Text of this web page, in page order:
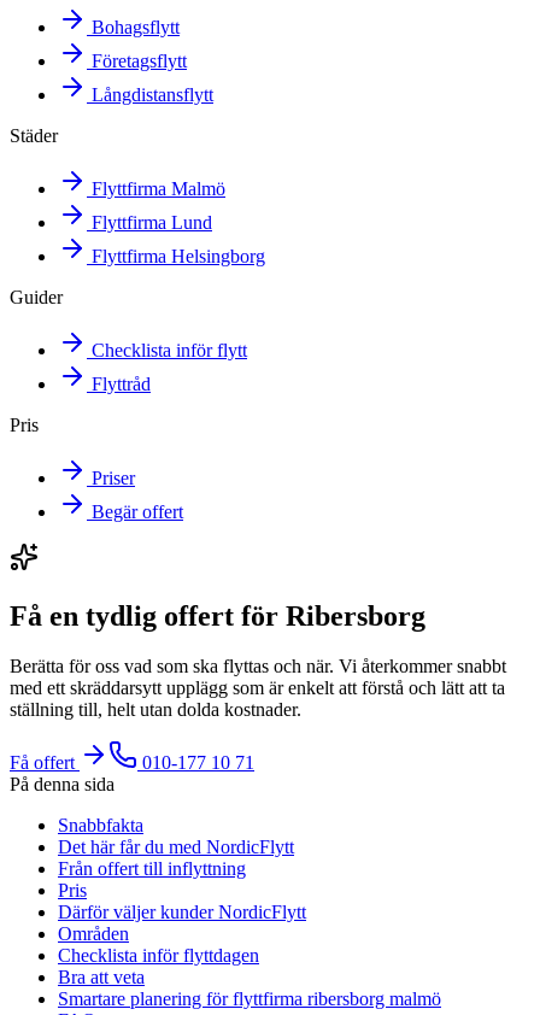
Bohagsflytt
Företagsflytt
Långdistansflytt
Städer
Flyttfirma Malmö
Flyttfirma Lund
Flyttfirma Helsingborg
Guider
Checklista inför flytt
Flyttråd
Pris
Priser
Begär offert
Få en tydlig offert för Ribersborg
Berätta för oss vad som ska flyttas och när. Vi återkommer snabbt
med ett skräddarsytt upplägg som är enkelt att förstå och lätt att ta
ställning till, helt utan dolda kostnader.
Få offert
010-177 10 71
På denna sida
Snabbfakta
Det här får du med NordicFlytt
Från offert till inflyttning
Pris
Därför väljer kunder NordicFlytt
Områden
Checklista inför flyttdagen
Bra att veta
Smartare planering för flyttfirma ribersborg malmö